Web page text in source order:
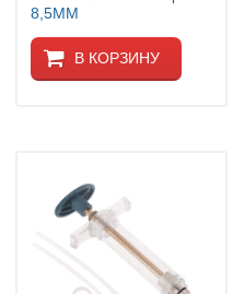
8,5ММ
В КОРЗИНУ